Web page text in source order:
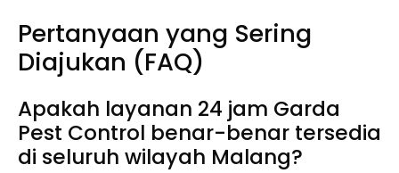
Pertanyaan yang Sering
Diajukan (FAQ)
Apakah layanan 24 jam Garda
Pest Control benar-benar tersedia
di seluruh wilayah Malang?